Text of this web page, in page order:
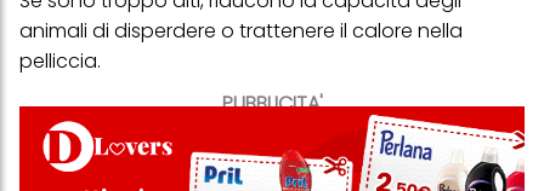
PUBBLICITA'
animali di disperdere o trattenere il calore nella
pelliccia.